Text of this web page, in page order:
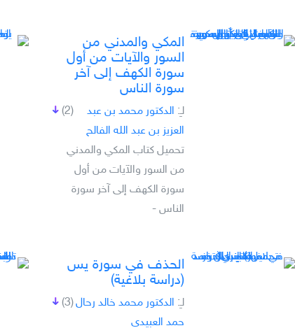
المكي والمدني من
السور والآيات من أول
سورة الكهف إلى آخر
سورة الناس
(2) لـِ: الدكتور محمد بن عبد
العزيز بن عبد الله الفالح
تحميل كتاب المكي والمدني
من السور والآيات من أول
سورة الكهف إلى آخر سورة
الناس -
الحذف في سورة يس
(دراسة بلاغية)
(3) لـِ: الدكتور محمد خالد رحال
حمد العبيدي